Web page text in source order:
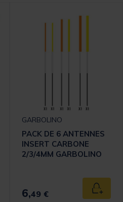
au panier
GARBOLINO
PACK DE 6 ANTENNES
INSERT CARBONE
2/3/4MM GARBOLINO
6,49 €